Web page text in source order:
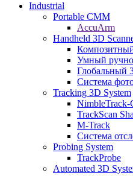
Industrial
Portable CMM
AccuArm
Handheld 3D
Умный
Глобальный
Система
Tracking 3D System
NimbleTrack-
TrackScan
M-Track
Система
Probing System
TrackProbe
Automated 3D